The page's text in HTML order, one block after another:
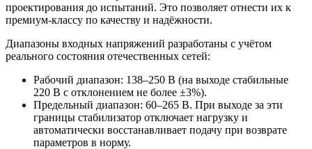
проектирования до испытаний. Это позволяет отнести их к
премиум-классу по качеству и надёжности.
Диапазоны входных напряжений разработаны с учётом
реального состояния отечественных сетей:
Рабочий диапазон: 138–250 В (на выходе стабильные
220 В с отклонением не более ±3%).
Предельный диапазон: 60–265 В. При выходе за эти
границы стабилизатор отключает нагрузку и
автоматически восстанавливает подачу при возврате
параметров в норму.